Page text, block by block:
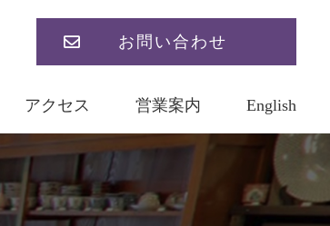
お問い合わせ
アクセス 営業案内 English